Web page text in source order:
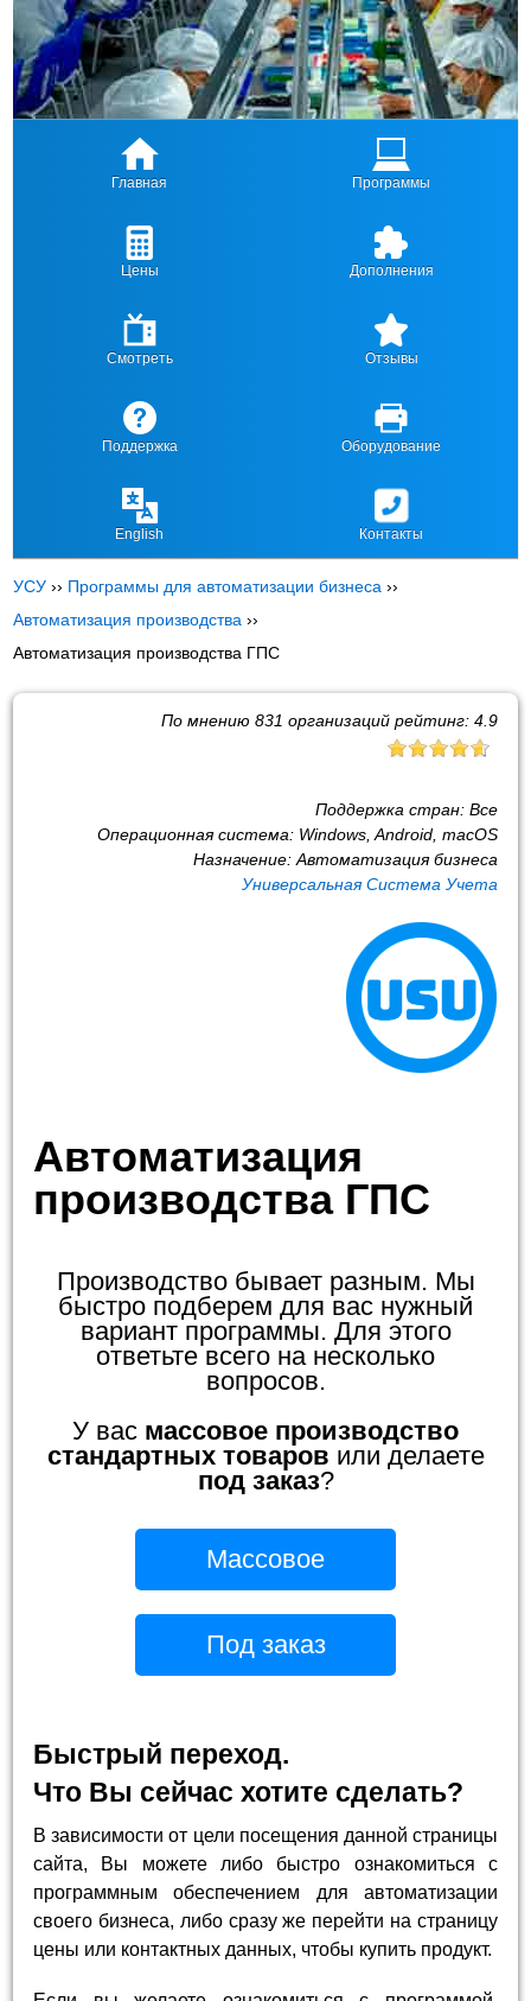
Главная Программы
Цены Дополнения
Смотреть Отзывы
Поддержка Оборудование
English Контакты
УСУ ›› Программы для автоматизации бизнеса ››
Автоматизация производства ››
Автоматизация производства ГПС
По мнению 831 организаций рейтинг: 4.9
Поддержка стран: Все
Операционная система: Windows, Android, macOS
Назначение: Автоматизация бизнеса
Универсальная Система Учета
Автоматизация
производства ГПС
Производство бывает разным. Мы
быстро подберем для вас нужный
вариант программы. Для этого
ответьте всего на несколько
вопросов.
У вас массовое производство
стандартных товаров или делаете
под заказ?
Массовое
Под заказ
Быстрый переход.
Что Вы сейчас хотите сделать?
В зависимости от цели посещения данной страницы
сайта, Вы можете либо быстро ознакомиться с
программным обеспечением для автоматизации
своего бизнеса, либо сразу же перейти на страницу
цены или контактных данных, чтобы купить продукт.